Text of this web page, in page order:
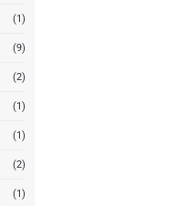
(1)
(9)
(2)
(1)
(1)
(2)
(1)